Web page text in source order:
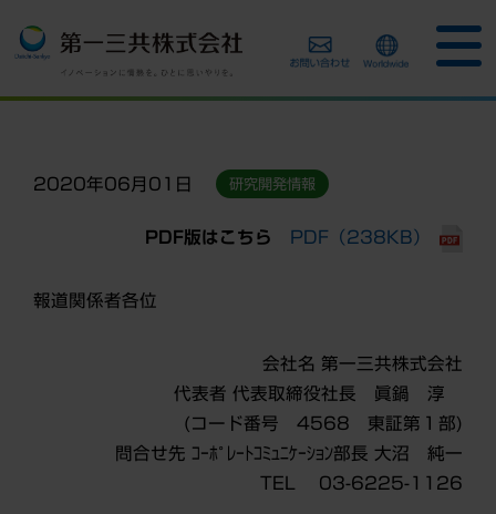
2020年06月01日 研究開発情報
PDF版はこちら PDF（238KB）
報道関係者各位
会社名 第一三共株式会社
代表者 代表取締役社長 眞鍋 淳
(コード番号 4568 東証第１部)
問合せ先 ｺｰﾎﾟﾚｰﾄｺﾐｭﾆｹｰｼｮﾝ部長 大沼 純一
TEL 03-6225-1126